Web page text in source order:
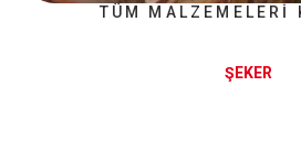
TÜM MALZEMELERI
ŞEKER